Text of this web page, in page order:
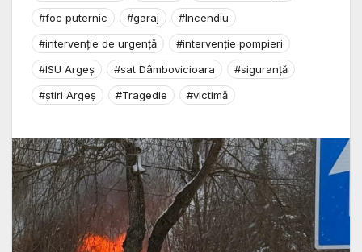
#foc puternic
#garaj
#Incendiu
#intervenție de urgență
#intervenție pompieri
#ISU Argeș
#sat Dâmbovicioara
#siguranță
#știri Argeș
#Tragedie #victimă